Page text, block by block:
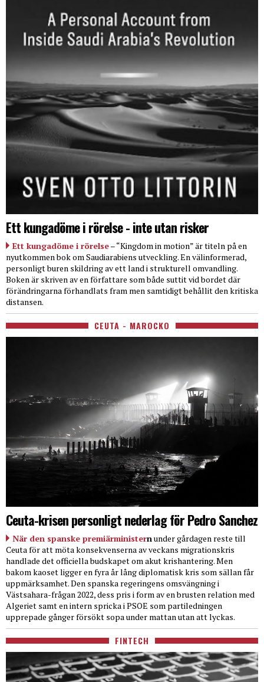
Ett kungadöme i rörelse - inte utan risker
Ett kungadöme i rörelse– “Kingdom in motion” är titeln på en
nyutkommen bok om Saudiarabiens utveckling. En välinformerad,
personligt buren skildring av ett land i strukturell omvandling.
Boken är skriven av en författare som både suttit vid bordet där
förändringarna förhandlats fram men samtidigt behållit den kritiska
distansen.
CEUTA - MAROCKO
Ceuta-krisen personligt nederlag för Pedro Sanchez
När den spanske premiärministern under gårdagen reste till
Ceuta för att möta konsekvenserna av veckans migrationskris
handlade det officiella budskapet om akut krishantering. Men
bakom kaoset ligger en fyra år lång diplomatisk kris som sällan får
uppmärksamhet. Den spanska regeringens omsvängning i
Västsahara-frågan 2022, dess pris i form av en brusten relation med
Algeriet samt en intern spricka i PSOE som partiledningen
upprepade gånger försökt sopa under mattan utan att lyckas.
FINTECH